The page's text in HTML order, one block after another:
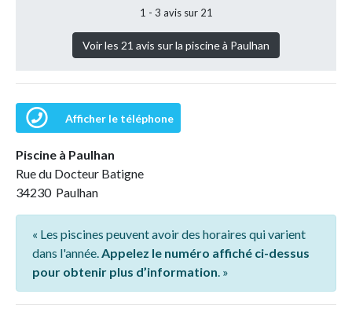
1 - 3 avis sur 21
Voir les 21 avis sur la piscine à Paulhan
Afficher le téléphone
Piscine à Paulhan
Rue du Docteur Batigne
34230 Paulhan
« Les piscines peuvent avoir des horaires qui varient
dans l'année.Appelez le numéro affiché ci-dessus
pour obtenir plus d’information. »